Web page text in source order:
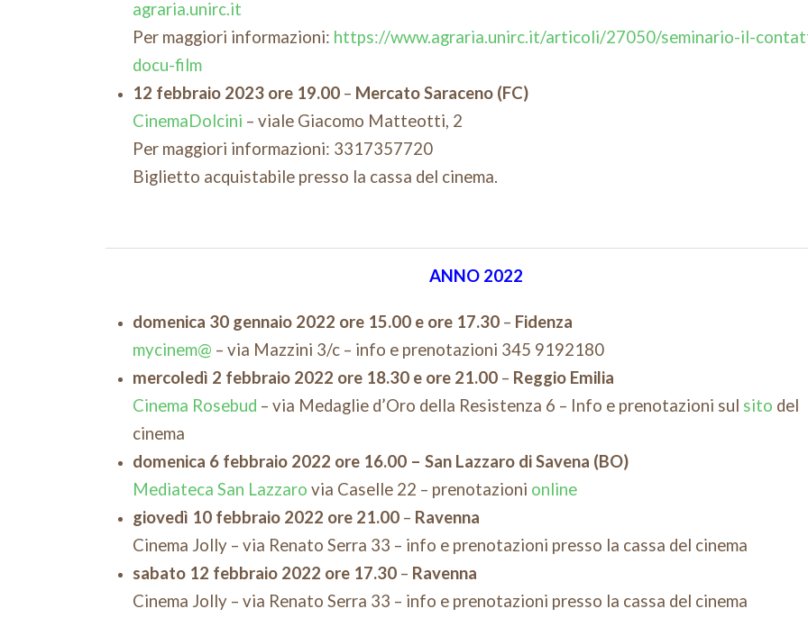
agraria.unirc.it
Per maggiori informazioni: https://www.agraria.unirc.it/articoli/27050/seminario-il-
docu-film
12 febbraio 2023 ore 19.00 – Mercato Saraceno (FC)
CinemaDolcini – viale Giacomo Matteotti, 2
Per maggiori informazioni: 3317357720
Biglietto acquistabile presso la cassa del cinema.
ANNO 2022
domenica 30 gennaio 2022 ore 15.00 e ore 17.30 – Fidenza
mycinem@ – via Mazzini 3/c – info e prenotazioni 345 9192180
mercoledì 2 febbraio 2022 ore 18.30 e ore 21.00 – Reggio Emilia
Cinema Rosebud – via Medaglie d’Oro della Resistenza 6 – Info e prenotazioni sul sito del
cinema
domenica 6 febbraio 2022 ore 16.00 – San Lazzaro di Savena (BO)
Mediateca San Lazzaro via Caselle 22 – prenotazioni online
giovedì 10 febbraio 2022 ore 21.00 – Ravenna
Cinema Jolly – via Renato Serra 33 – info e prenotazioni presso la cassa del cinema
sabato 12 febbraio 2022 ore 17.30 – Ravenna
Cinema Jolly – via Renato Serra 33 – info e prenotazioni presso la cassa del cinema